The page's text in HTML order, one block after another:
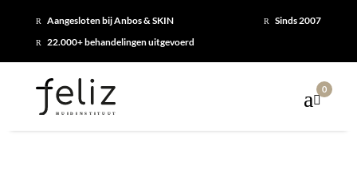
R Aangesloten bij Anbos & SKIN R Sinds 2007
R 22.000+ behandelingen uitgevoerd

0